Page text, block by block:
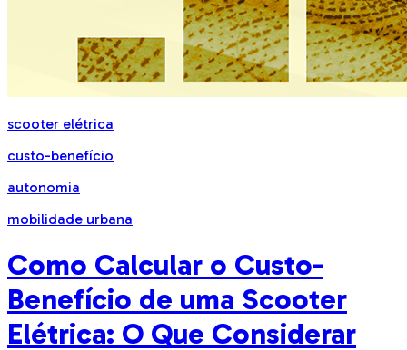
scooter elétrica
custo-benefício
autonomia
mobilidade urbana
Como Calcular o Custo-
Benefício de uma Scooter
Elétrica: O Que Considerar